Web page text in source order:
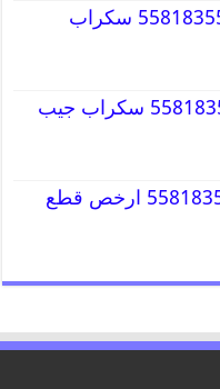
قطع غيار باجيرو 55818355 سكراب
قطع غيار جيب 55818355 سكراب جيب
قطع غيار دودج 55818355 ارخص قطع